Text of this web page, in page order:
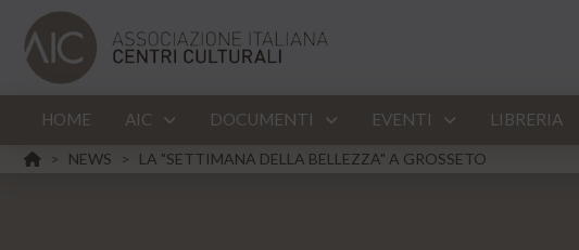
HOME AIC DOCUMENTI EVENTI LIBRERIA
HOME
> NEWS > LA "SETTIMANA DELLA BELLEZZA" A GROSSETO